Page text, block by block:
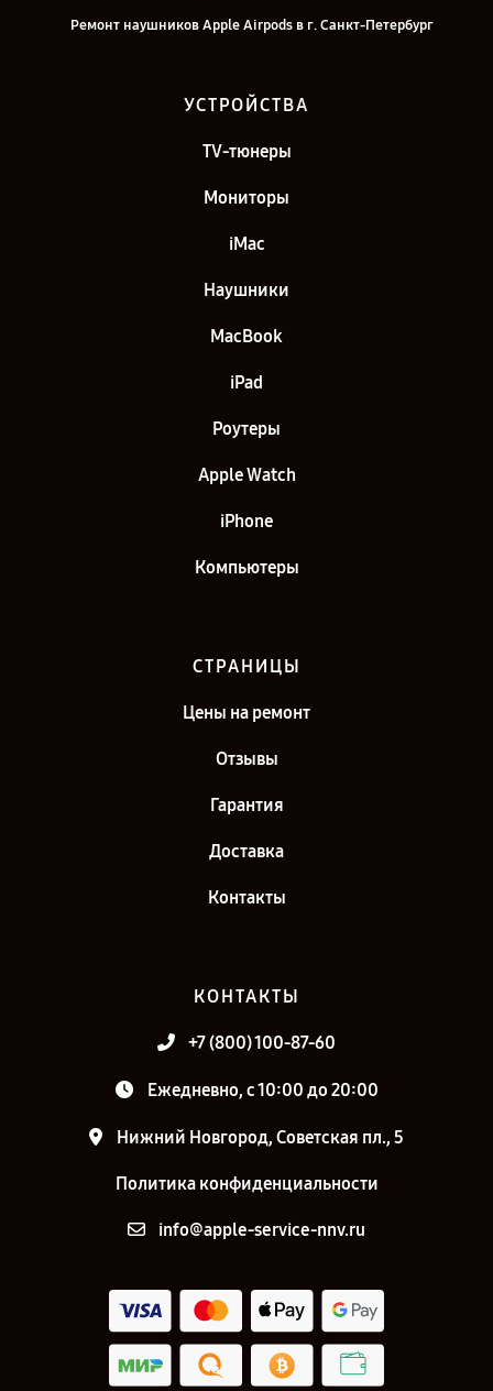
Ремонт наушников Apple Airpods в г. Санкт-Петербург
УСТРОЙСТВА
TV-тюнеры
Мониторы
iMac
Наушники
MacBook
iPad
Роутеры
Apple Watch
iPhone
Компьютеры
СТРАНИЦЫ
Цены на ремонт
Отзывы
Гарантия
Доставка
Контакты
КОНТАКТЫ
+7 (800) 100-87-60
Ежедневно, с 10:00 до 20:00
Нижний Новгород, Советская пл., 5
Политика конфиденциальности
info@apple-service-nnv.ru